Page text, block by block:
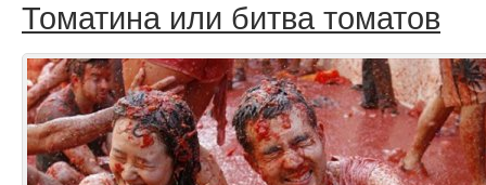
Томатина или битва томатов